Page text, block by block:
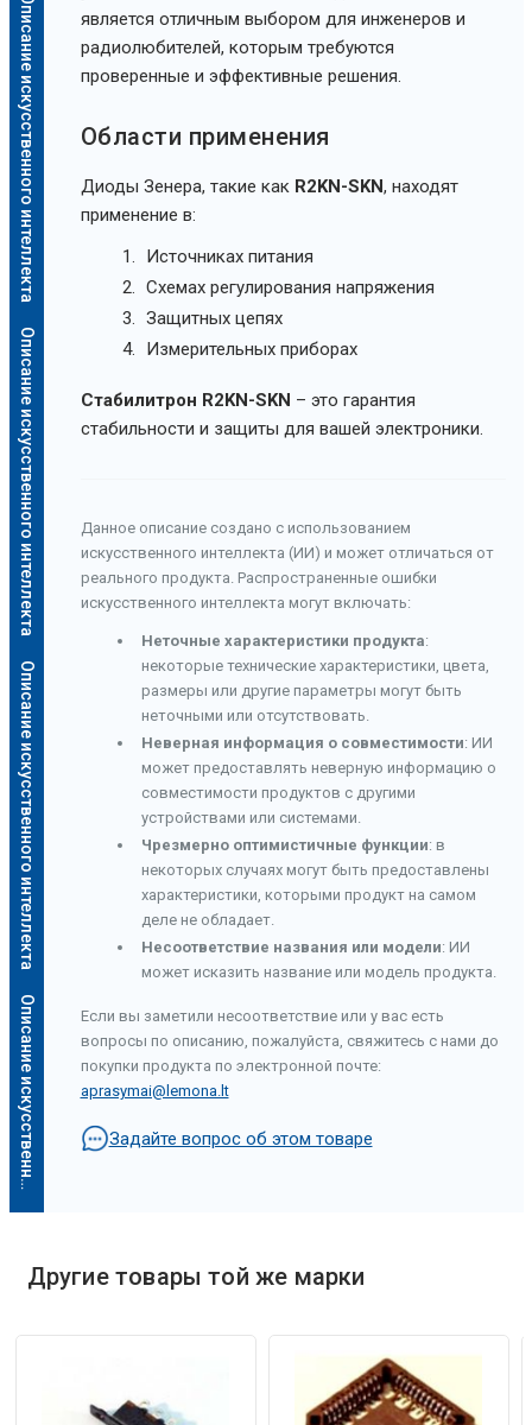
Описание искусственного интеллекта
Описание искусственного интеллекта
Описание искусственного интеллекта
О
п
и
с
а
н
и
е
и
с
к
у
с
с
т
в
е
н
н
о
г
о
и
н
т
е
л
л
е
к
т
а
является отличным выбором для инженеров и
радиолюбителей, которым требуются
проверенные и эффективные решения.
Области применения
Диоды Зенера, такие как R2KN-SKN, находят
применение в:
Источниках питания
Схемах регулирования напряжения
Защитных цепях
Измерительных приборах
Стабилитрон R2KN-SKN – это гарантия
стабильности и защиты для вашей электроники.
Данное описание создано с использованием
искусственного интеллекта (ИИ) и может отличаться от
реального продукта. Распространенные ошибки
искусственного интеллекта могут включать:
Неточные характеристики продукта:
некоторые технические характеристики, цвета,
размеры или другие параметры могут быть
неточными или отсутствовать.
Неверная информация о совместимости: ИИ
может предоставлять неверную информацию о
совместимости продуктов с другими
устройствами или системами.
Чрезмерно оптимистичные функции: в
некоторых случаях могут быть предоставлены
характеристики, которыми продукт на самом
деле не обладает.
Несоответствие названия или модели: ИИ
может исказить название или модель продукта.
Если вы заметили несоответствие или у вас есть
вопросы по описанию, пожалуйста, свяжитесь с нами до
покупки продукта по электронной почте:
aprasymai@lemona.lt
Задайте вопрос об этом товаре
Другие товары той же марки